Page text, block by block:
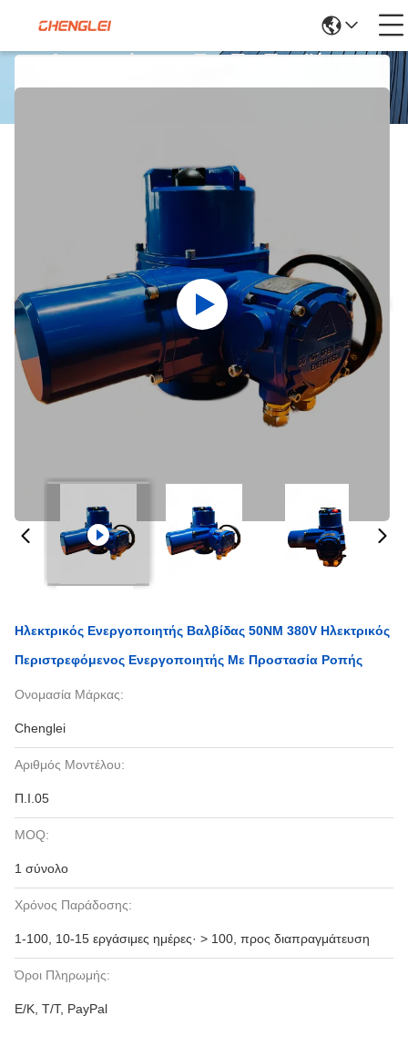
Λεπτομέρειες Για Τα Προϊόντα
Ηλεκτρικός Ενεργοποιητής Βαλβίδας 50NM 380V Ηλεκτρικός
Περιστρεφόμενος Ενεργοποιητής Με Προστασία Ροπής
Ονομασία Μάρκας:
Chenglei
Αριθμός Μοντέλου:
Π.Ι.05
MOQ:
1 σύνολο
Χρόνος Παράδοσης:
1-100, 10-15 εργάσιμες ημέρες· > 100, προς διαπραγμάτευση
Όροι Πληρωμής:
Ε/Κ, Τ/Τ, PayPal